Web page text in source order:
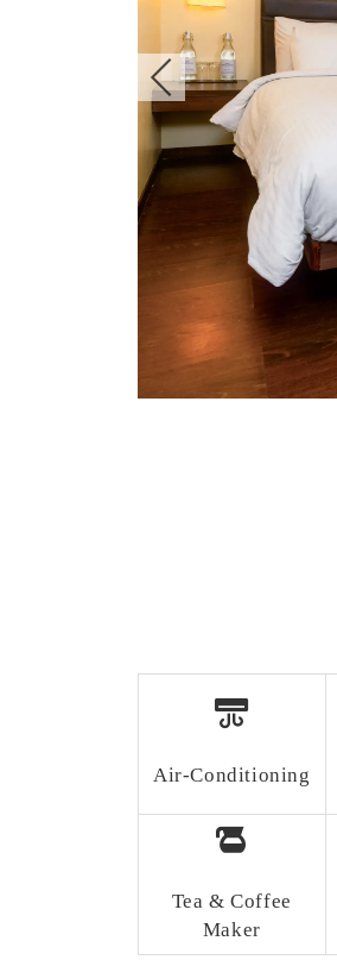
Air-Conditioning
Tea & Coffee
Maker